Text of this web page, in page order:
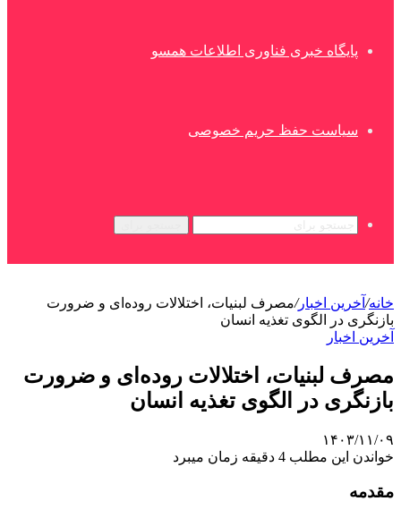
پایگاه خبری فناوری اطلاعات همسو
سیاست حفظ حریم خصوصی
خانه/ آخرین اخبار/مصرف لبنیات، اختلالات روده‌ای و ضرورت
بازنگری در الگوی تغذیه انسان
آخرین اخبار
مصرف لبنیات، اختلالات روده‌ای و ضرورت
بازنگری در الگوی تغذیه انسان
۱۴۰۳/۱۱/۰۹
خواندن این مطلب 4 دقیقه زمان میبرد
مقدمه